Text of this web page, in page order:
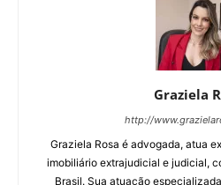
Graziela
http://
Graziela Rosa é advogada, atua
imobiliário extrajudicial e judicial,
Brasil. Sua atuação